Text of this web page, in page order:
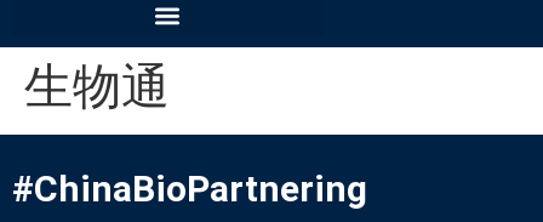
生物通
#ChinaBioPartnering